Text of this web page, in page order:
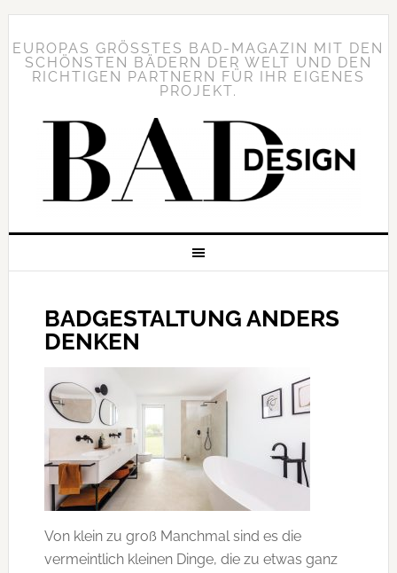
EUROPAS GRÖSSTES BAD-MAGAZIN MIT DEN S
CHÖNSTEN BÄDERN DER WELT UND DEN R
ICHTIGEN PARTNERN FÜR IHR EIGENES P
ROJEKT.
BADGESTALTUNG ANDERS
DENKEN
Von klein zu groß Manchmal sind es die
vermeintlich kleinen Dinge, die zu etwas ganz